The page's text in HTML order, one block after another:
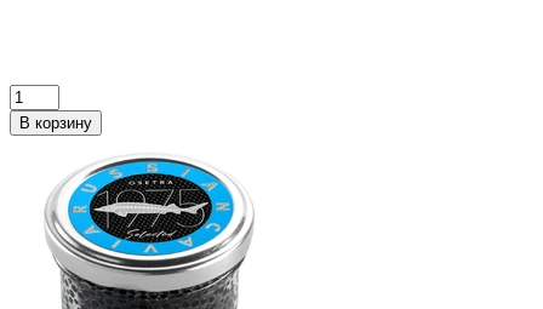
В корзину